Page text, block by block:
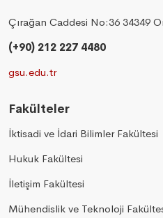
Çırağan Caddesi No:36 34349
(+90) 212 227 4480
gsu.edu.tr
Fakülteler
İktisadi ve İdari Bilimler Fakültesi
Hukuk Fakültesi
İletişim Fakültesi
Mühendislik ve Teknoloji